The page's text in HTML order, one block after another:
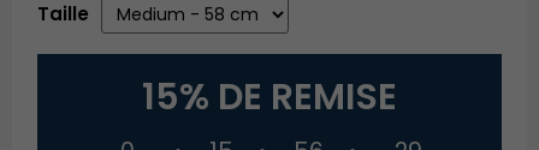
Taille
15% DE REMISE